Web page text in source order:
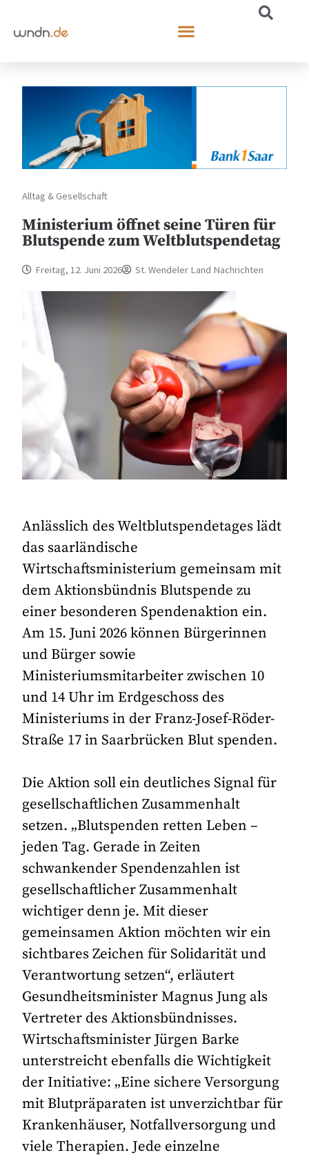
Alltag & Gesellschaft
Ministerium öffnet seine Türen für
Blutspende zum Weltblutspendetag
Freitag, 12. Juni 2026 St. Wendeler Land Nachrichten
Anlässlich des Weltblutspendetages lädt
das saarländische
Wirtschaftsministerium gemeinsam mit
dem Aktionsbündnis Blutspende zu
einer besonderen Spendenaktion ein.
Am 15. Juni 2026 können Bürgerinnen
und Bürger sowie
Ministeriumsmitarbeiter zwischen 10
und 14 Uhr im Erdgeschoss des
Ministeriums in der Franz-Josef-Röder-
Straße 17 in Saarbrücken Blut spenden.
Die Aktion soll ein deutliches Signal für
gesellschaftlichen Zusammenhalt
setzen. „Blutspenden retten Leben –
jeden Tag. Gerade in Zeiten
schwankender Spendenzahlen ist
gesellschaftlicher Zusammenhalt
wichtiger denn je. Mit dieser
gemeinsamen Aktion möchten wir ein
sichtbares Zeichen für Solidarität und
Verantwortung setzen“, erläutert
Gesundheitsminister Magnus Jung als
Vertreter des Aktionsbündnisses.
Wirtschaftsminister Jürgen Barke
unterstreicht ebenfalls die Wichtigkeit
der Initiative: „Eine sichere Versorgung
mit Blutpräparaten ist unverzichtbar für
Krankenhäuser, Notfallversorgung und
viele Therapien. Jede einzelne